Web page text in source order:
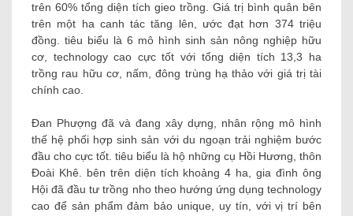
trên 60% tổng diện tích gieo trồng. Giá trị bình quân bên
trên một ha canh tác tăng lên, ước đạt hơn 374 triệu
đồng. tiêu biểu là 6 mô hình sinh sản nông nghiệp hữu
cơ, technology cao cực tốt với tổng diện tích 13,3 ha
trồng rau hữu cơ, nấm, đông trùng hạ thảo với giá trị tài
chính cao.
Đan Phượng đã và đang xây dựng, nhân rộng mô hình
thế hệ phối hợp sinh sản với du ngoạn trải nghiệm bước
đầu cho cực tốt. tiêu biểu là hộ những cụ Hồi Hương, thôn
Đoài Khê. bên trên diện tích khoảng 4 ha, gia đình ông
Hội đã đầu tư trồng nho theo hướng ứng dụng technology
cao để sản phẩm đảm bảo unique, uy tín, với vị trí bên